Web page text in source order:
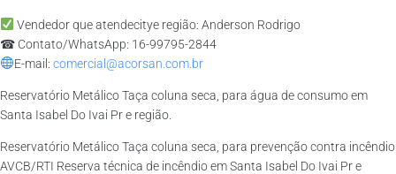
Vendedor que atendecitye região: Anderson Rodrigo
☎ Contato/WhatsApp: 16-99795-2844
E-mail: comercial@acorsan.com.br
Reservatório Metálico Taça coluna seca, para água de consumo em
Santa Isabel Do Ivai Pr e região.
Reservatório Metálico Taça coluna seca, para prevenção contra incêndio
AVCB/RTI Reserva técnica de incêndio em Santa Isabel Do Ivai Pr e